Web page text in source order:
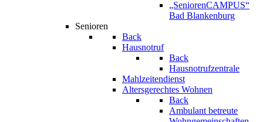
„SeniorenCAMPUS“
Bad Blankenburg
Senioren
Back
Hausnotruf
Back
Hausnotrufzentrale
Mahlzeitendienst
Altersgerechtes Wohnen
Back
Ambulant betreute